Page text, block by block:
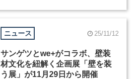
ニュース 25/11/12
サンゲツとwe+がコラボ、壁装
材文化を紐解く企画展「壁を装
う展」が11月29日から開催